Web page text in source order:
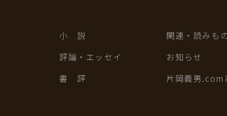
小 説
評論・エッセイ
書 評
関連・読みも
お知らせ
片岡義男.com